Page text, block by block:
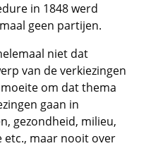
in 1848 werd
geen partijen.
niet dat
van de verkiezingen
om dat thema
gaan in
gezondheid, milieu,
etc., maar nooit over